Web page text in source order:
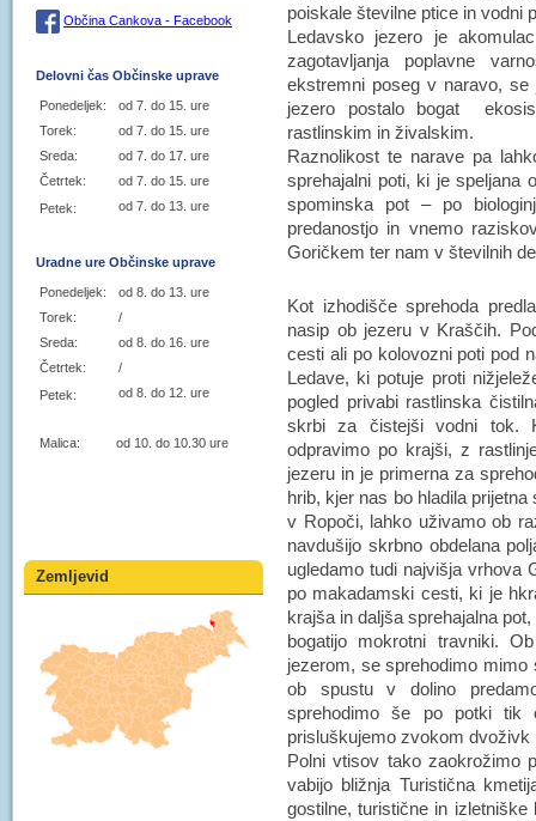
Občina Cankova - Facebook
Delovni čas Občinske uprave
Ponedeljek:
od 7. do 15. ure
Torek:
od 7. do 15. ure
Sreda:
od 7. do 17. ure
Četrtek:
od 7. do 15. ure
Petek:
od 7. do 13. ure
Uradne ure Občinske uprave
Ponedeljek:
od 8. do 13. ure
Torek:
/
Sreda:
od 8. do 16. ure
Četrtek:
/
Petek:
od 8. do 12. ure
Malica: od 10. do 10.30 ure
Zemljevid
poiskale številne ptice in vodni
Ledavsko jezero je
zagotavljanja poplavne
ekstremni poseg v naravo,
jezero postalo bogat
rastlinskim in živalskim.
Raznolikost te narave pa
sprehajalni poti, ki je speljana
spominska pot – po
predanostjo in vnemo
Goričkem ter nam v številnih
Kot izhodišče sprehoda
nasip ob jezeru v Kraščih.
cesti ali po kolovozni poti pod
Ledave, ki potuje proti
pogled privabi rastlinska
skrbi za čistejši vodni tok.
odpravimo po krajši, z
jezeru in je primerna za
hrib, kjer nas bo hladila
v Ropoči, lahko uživamo ob
navdušijo skrbno obdelana
ugledamo tudi najvišja vrhova
po makadamski cesti, ki je
krajša in daljša sprehajalna
bogatijo mokrotni travniki.
jezerom, se sprehodimo mimo
ob spustu v dolino
sprehodimo še po potki
prisluškujemo zvokom dvoživk
Polni vtisov tako zaokrožimo
vabijo bližnja Turistična
gostilne, turistične in